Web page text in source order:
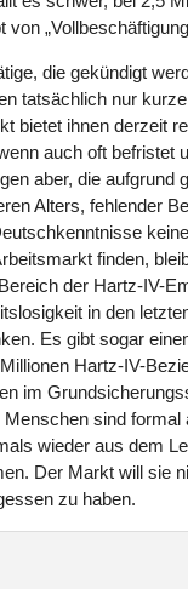
von
die gekün­digt
tat­säch­lich nur
bietet ihnen derzeit
auch oft befris­tet
aber, die aufgrund
Alters, feh­len­der
finden,
der Hartz-IV-
in den
Es gibt sogar
Hartz-IV-
im
Menschen sind formal
wieder aus dem
Der Markt will sie
zu haben.